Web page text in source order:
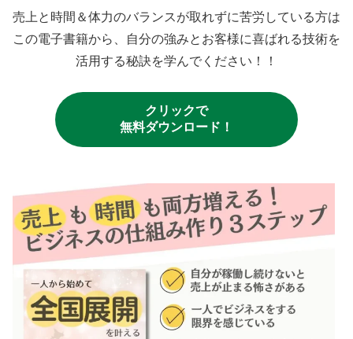
売上と時間＆体力のバランスが取れずに苦労している方は
この電子書籍から、自分の強みとお客様に喜ばれる技術を
活用する秘訣を学んでください！！
クリックで
無料ダウンロード！